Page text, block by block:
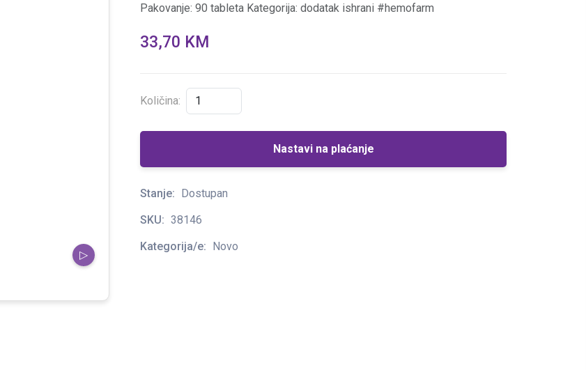
▷
Pakovanje: 90 tableta Kategorija: dodatak ishrani #hemofarm
33,70 KM
Količina:
Nastavi na plaćanje
Stanje: Dostupan
SKU: 38146
Kategorija/e: Novo